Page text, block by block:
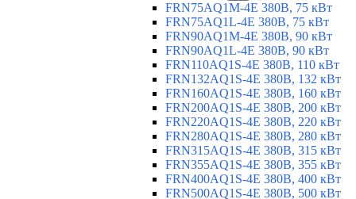
FRN75AQ1M-4E 380В, 75 кВт
FRN75AQ1L-4E 380В, 75 кВт
FRN90AQ1M-4E 380В, 90 кВт
FRN90AQ1L-4E 380В, 90 кВт
FRN110AQ1S-4E 380В, 110 кВт
FRN132AQ1S-4E 380В, 132 кВт
FRN160AQ1S-4E 380В, 160 кВт
FRN200AQ1S-4E 380В, 200 кВт
FRN220AQ1S-4E 380В, 220 кВт
FRN280AQ1S-4E 380В, 280 кВт
FRN315AQ1S-4E 380В, 315 кВт
FRN355AQ1S-4E 380В, 355 кВт
FRN400AQ1S-4E 380В, 400 кВт
FRN500AQ1S-4E 380В, 500 кВт